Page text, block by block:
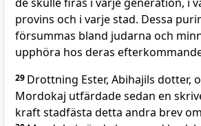
provins och i varje stad. Dessa
försummas bland judarna och
upphöra hos deras
29 Drottning Ester, Abihajils dotter,
Mordokaj utfärdade sedan en
kraft stadfästa detta andra brev